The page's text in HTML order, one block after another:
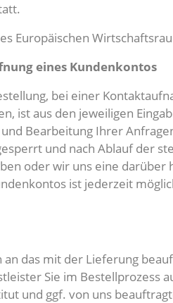
Europäischen
eines Kundenkontos
bei einer
ist aus den jeweiligen
Bearbeitung Ihrer
und nach Ablauf der
oder wir uns eine
ist jederzeit
das mit der Lieferung
Sie im Bestellprozess
und ggf. von uns